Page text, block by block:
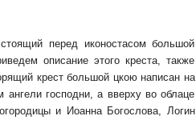
перед иконостасом большой
описание этого креста, также
крест большой цкою написан на
господни, а вверху во облаце
и Иоанна Богослова, Логин